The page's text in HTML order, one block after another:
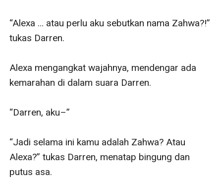
menyamar?
Baca kisah mereka di sini. Ekslusif hanya di Innovel/
pustaka dan komen di bab yang kalian suka.
Terimakasih.
“Alexa … atau perlu aku sebutkan nama Zahwa?!”
tukas Darren.
Alexa mengangkat wajahnya, mendengar ada
kemarahan di dalam suara Darren.
“Darren, aku–”
“Jadi selama ini kamu adalah Zahwa? Atau
Alexa?” tukas Darren, menatap bingung dan
putus asa.